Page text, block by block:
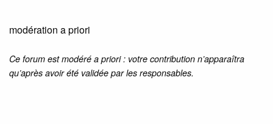
modération a priori
Ce forum est modéré a priori : votre contribution n’apparaîtra
qu’après avoir été validée par les responsables.